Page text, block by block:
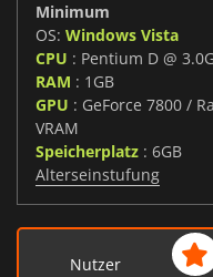
Minimum
OS: Windows Vista
CPU : Pentium D @
RAM : 1GB
GPU : GeForce 7800 /
VRAM
Speicherplatz : 6GB
Alterseinstufung
Nutzer